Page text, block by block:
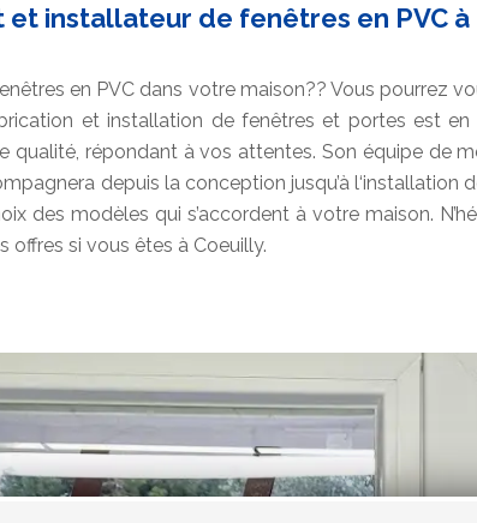
et installateur de fenêtres en PVC à
en PVC dans votre maison?? Vous pourrez
et installation de fenêtres et portes est en
qualité, répondant à vos attentes. Son équipe de
depuis la conception jusqu’à l‘installation
des modèles qui s’accordent à votre maison.
offres si vous êtes à Coeuilly.